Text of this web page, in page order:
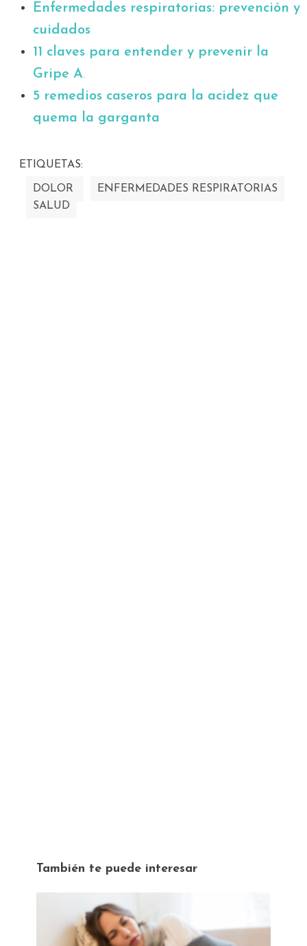
Enfermedades respiratorias: prevención y
cuidados
11 claves para entender y prevenir la
Gripe A.
5 remedios caseros para la acidez que
quema la garganta
ETIQUETAS:
DOLOR
ENFERMEDADES RESPIRATORIAS
SALUD
También te puede interesar